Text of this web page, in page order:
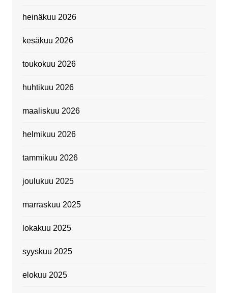
heinäkuu 2026
kesäkuu 2026
toukokuu 2026
huhtikuu 2026
maaliskuu 2026
helmikuu 2026
tammikuu 2026
joulukuu 2025
marraskuu 2025
lokakuu 2025
syyskuu 2025
elokuu 2025